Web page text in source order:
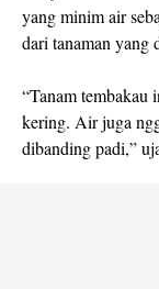
yang minim air
dari tanaman yang
“Tanam tembakau
kering. Air juga
dibanding padi,”